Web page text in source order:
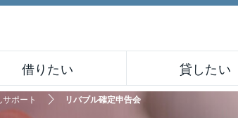
借りたい 貸したい
ポート リバブル確定申告会